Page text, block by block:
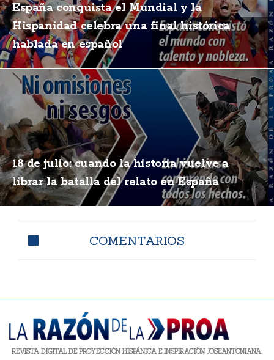
España conquista el Mundial y la
Hispanidad celebra una final histórica
hablada en español
18 de julio: cuando la historia vuelve a
librar la batalla del relato en España
COMENTARIOS
REVISTA DIGITAL DE PROYECCIÓN HISPÁNICA E INSPIRACIÓN JOSEANTONIANA.